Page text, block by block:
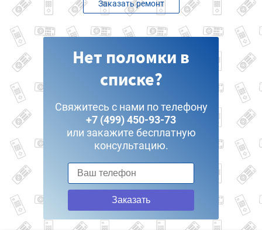
Заказать ремонт
Нет поломки в
списке?
Свяжитесь с нами по телефону
+7 (499) 450-93-73
или закажите бесплатную
консультацию.
Заказать